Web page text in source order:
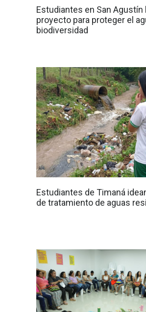
Estudiantes en San Agustín
proyecto para proteger el
biodiversidad
Estudiantes de Timaná
de tratamiento de aguas